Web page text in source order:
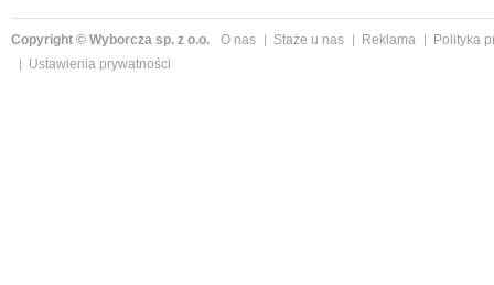
Copyright © Wyborcza sp. z o.o. O nas Staże u nas Reklama
Polityka
Ustawienia prywatności